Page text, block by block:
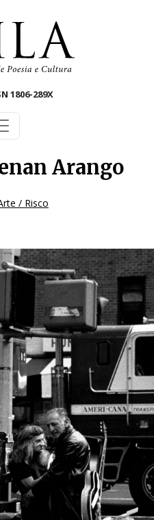
1806-289X
Arango
/ Risco